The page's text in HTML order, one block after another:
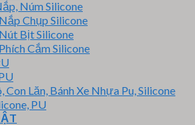
Núm Silicone
Nắp Chụp Silicone
Nút Bịt Silicone
Phích Cắm Silicone
Con Lăn, Bánh Xe Nhựa Pu, Silicone
PU